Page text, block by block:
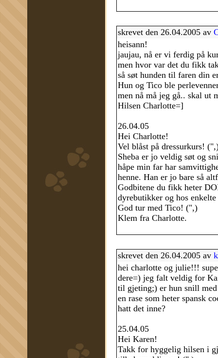
skrevet den 26.04.2005 av
heisann!
jaujau, nå er vi ferdig på
men hvor var det du fikk
så søt hunden til faren din
Hun og Tico ble
men nå må jeg gå.. skal ut
Hilsen Charlotte=]
26.04.05
Hei Charlotte!
Vel blåst på dressurkurs!
Sheba er jo veldig søt og
håpe min far har
henne. Han er jo bare så
Godbitene du fikk heter
dyrebutikker og hos
God tur med Tico! (",)
Klem fra Charlotte.
skrevet den 26.04.2005 av
hei charlotte og julie!!!
dere=) jeg falt veldig for
til gjeting;) er hun snill med
en rase som heter spansk
hatt det inne?
25.04.05
Hei Karen!
Takk for hyggelig hilsen i